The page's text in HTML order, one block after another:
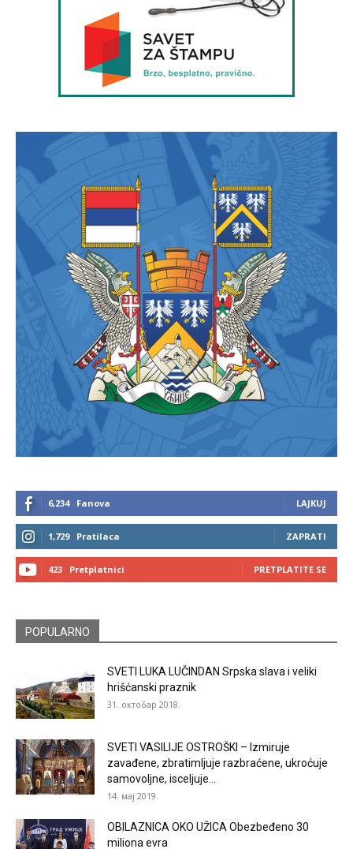
6,234 Fanova LAJKUJ
1,729 Pratilaca ZAPRATI
423 Pretplatnici PRETPLATITE SE
POPULARNO
SVETI LUKA LUČINDAN Srpska slava i veliki
hrišćanski praznik
31. октобар 2018.
SVETI VASILIJE OSTROŠKI – Izmiruje
zavađene, zbratimljuje razbraćene, ukroćuje
samovoljne, isceljuje...
14. мај 2019.
OBILAZNICA OKO UŽICA Obezbeđeno 30
miliona evra